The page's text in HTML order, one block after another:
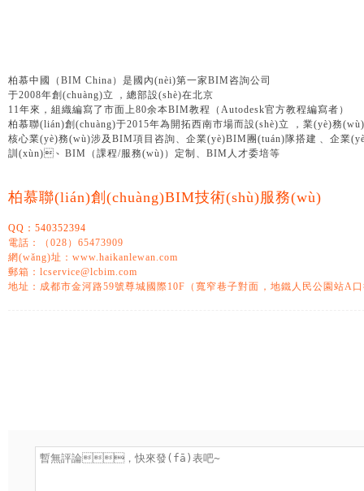
柏慕中國（BIM China）是國內(nèi)第一家BIM咨詢公司
于2008年創(chuàng)立，總部設(shè)在北京
11年來， 組織編寫了市面上80余本BIM教程（Autodesk官方教程編寫者）
柏慕聯(lián)創(chuàng)于2015年為開拓西南市場而設(shè)立，業(yè)務
核心業(yè)務(wù)涉及BIM項目咨詢、企業(yè)BIM團(tuán)隊搭建、企業
訓(xùn)、BIM（課程/服務(wù)）定制、BIM人才委培等
柏慕聯(lián)創(chuàng)BIM技術(shù)服務(wù)
QQ：540352394
電話：（028）65473909
網(wǎng)址：www.haikanlewan.com
郵箱：lcservice@lcbim.com
地址： 成都市金河路59號尊城國際10F（寬窄巷子對面，地鐵人民公園站A